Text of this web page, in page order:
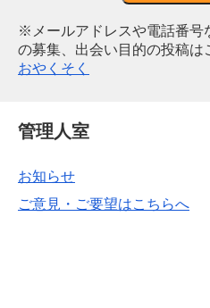
※メールアドレスや電話番号
の募集、出会い目的の投稿は
おやくそく
管理人室
お知らせ
ご意見・ご要望はこちらへ